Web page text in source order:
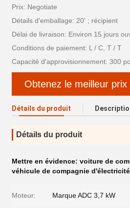
Prix: Negotiate
Détails d'emballage: 20' ; récipient
Délai de livraison: Environ 15 jours
Conditions de paiement: L / C, T / T
Capacité d'approvisionnement: 300
Obtenez le meilleur prix
Détails du produit
Détails du produit
Mettre en évidence: voiture de
véhicule de compagnie d'électricité
Moteur: Marque ADC 3,7 kW